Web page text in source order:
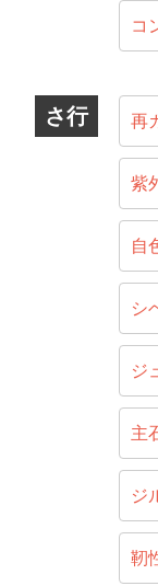
コ
さ行 再
紫
自
シ
ジ
主
ジ
靭